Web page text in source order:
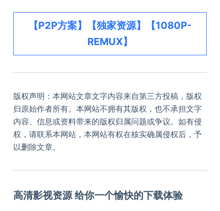
【P2P方案】【独家资源】【1080P-
REMUX】
版权声明：本网站文章文字内容来自第三方投稿，版权
归原始作者所有。本网站不拥有其版权，也不承担文字
内容、信息或资料带来的版权归属问题或争议。如有侵
权，请联系本网站，本网站有权在核实确属侵权后，予
以删除文章。
高清影视资源 给你一个愉快的下载体验